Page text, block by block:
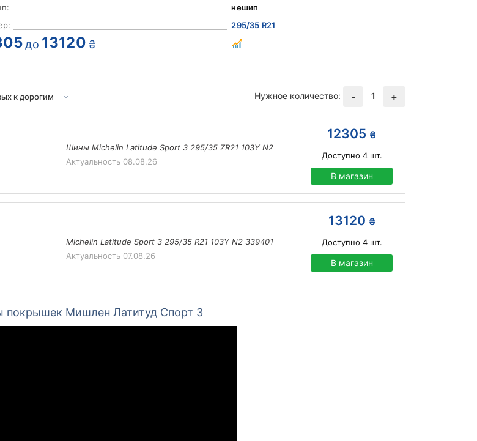
нешип
295/35 R21
до 13120 ₴
Нужное количество: - 1 +
Шины Michelin Latitude Sport 3 295/35 ZR21 103Y N2
Актуальность 08.08.26
12305 ₴
Доступно 4шт.
В магазин
Michelin Latitude Sport 3 295/35 R21 103Y N2 339401
Актуальность 07.08.26
13120 ₴
Доступно 4шт.
В магазин
покрышек Мишлен Латитуд Спорт 3